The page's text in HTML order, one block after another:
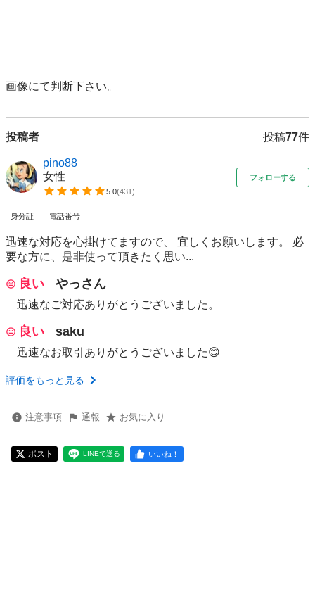
画像にて判断下さい。
投稿者 投稿77件
pino88
女性
5.0(431)
フォローする
身分証 電話番号
迅速な対応を心掛けてますので、 宜しくお願いします。 必
要な方に、是非使って頂きたく思い...
良い やっさん
迅速なご対応ありがとうございました。
良い saku
迅速なお取引ありがとうございました😊
評価をもっと見る
注意事項 通報 お気に入り
ポスト LINEで送る いいね！